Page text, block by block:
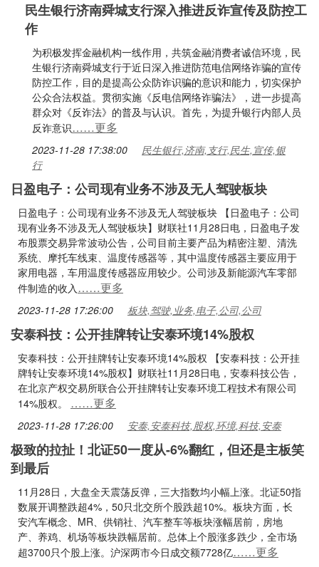
民生银行济南舜城支行深入推进反诈宣传及防控工
作
为积极发挥金融机构一线作用，共筑金融消费者诚信环境，民
生银行济南舜城支行于近日深入推进防范电信网络诈骗的宣传
防控工作，目的是提高公众防诈识骗的意识和能力，切实保护
公众合法权益。贯彻实施《反电信网络诈骗法》，进一步提高
群众对《反诈法》的普及与认识。首先，为提升银行内部人员
反诈意识……更多
2023-11-28 17:38:00
民生银行,济南,支行,民生,宣传,银
行
日盈电子：公司现有业务不涉及无人驾驶板块
日盈电子：公司现有业务不涉及无人驾驶板块 【日盈电子：公司
现有业务不涉及无人驾驶板块】财联社11月28日电，日盈电子发
布股票交易异常波动公告，公司目前主要产品为精密注塑、清洗
系统、摩托车线束、温度传感器等，其中温度传感器主要应用于
家用电器，车用温度传感器应用较少。公司涉及新能源汽车零部
件制造的收入……更多
2023-11-28 17:26:00 板块,驾驶,业务,电子,公司,公司
安泰科技：公开挂牌转让安泰环境14%股权
安泰科技：公开挂牌转让安泰环境14%股权 【安泰科技：公开挂
牌转让安泰环境14%股权】财联社11月28日电，安泰科技公告，
在北京产权交易所联合公开挂牌转让安泰环境工程技术有限公司
14%股权。 ……更多
2023-11-28 17:26:00 安泰,安泰科技,股权,环境,科技,安泰
极致的拉扯！北证50一度从-6%翻红，但还是主板笑
到最后
11月28日，大盘全天震荡反弹，三大指数均小幅上涨。北证50指
数展开调整跌超4%，50只北交所个股跌超10%。板块方面，长
安汽车概念、MR、供销社、汽车整车等板块涨幅居前，房地
产、养鸡、机场等板块跌幅居前。总体上个股涨多跌少，全市场
超3700只个股上涨。沪深两市今日成交额7728亿……更多